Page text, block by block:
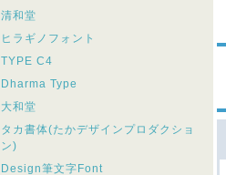
清和堂
ヒラギノフォント
TYPE C4
Dharma Type
大和堂
タカ書体(たかデザインプロダクショ
ン)
Design筆文字Font